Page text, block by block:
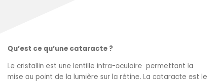
Qu’est ce qu’une cataracte ?
Le cristallin est une lentille intra-oculaire permettant la
mise au point de la lumière sur la rétine. La cataracte est le